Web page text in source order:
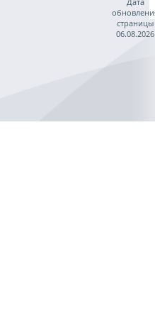
страницы
06.08.2026